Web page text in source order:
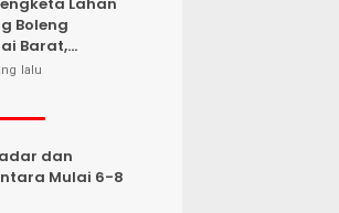
Boleng
Barat,
Dibakar
lalu
dan
Mulai 6-8